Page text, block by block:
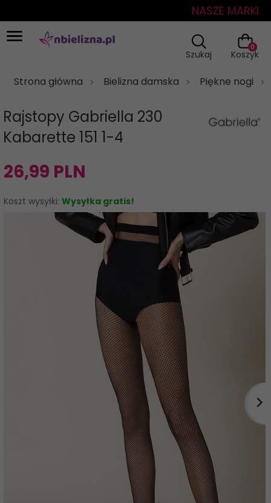
NASZE MARKI
Szukaj Koszyk
0
Strona główna Bielizna damska Piękne nogi
Rajstopy Gabriella 230
Kabarette 151 1-4
26,99 PLN
Koszt wysyłki: Wysyłka gratis!